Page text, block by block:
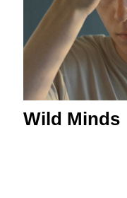
Wild Minds